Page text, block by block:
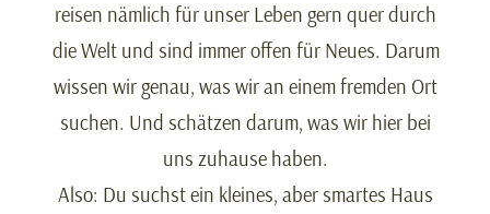
reisen nämlich für unser Leben gern quer durch
die Welt und sind immer offen für Neues. Darum
wissen wir genau, was wir an einem fremden Ort
suchen. Und schätzen darum, was wir hier bei
uns zuhause haben.
Also: Du suchst ein kleines, aber smartes Haus